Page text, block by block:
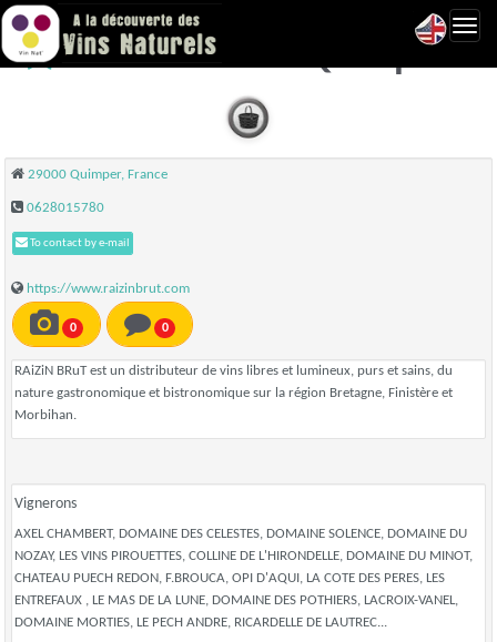
RAiZiN BRuT - Quimper
29000 Quimper, France
0628015780
To contact by e-mail
https://www.raizinbrut.com
0 0
RAiZiN BRuT est un distributeur de vins libres et lumineux, purs et sains, du
nature gastronomique et bistronomique sur la région Bretagne, Finistère et
Morbihan.
Vignerons
AXEL CHAMBERT, DOMAINE DES CELESTES, DOMAINE SOLENCE, DOMAINE DU
NOZAY, LES VINS PIROUETTES, COLLINE DE L'HIRONDELLE, DOMAINE DU MINOT,
CHATEAU PUECH REDON, F.BROUCA, OPI D'AQUI, LA COTE DES PERES, LES
ENTREFAUX , LE MAS DE LA LUNE, DOMAINE DES POTHIERS, LACROIX-VANEL,
DOMAINE MORTIES, LE PECH ANDRE, RICARDELLE DE LAUTREC...